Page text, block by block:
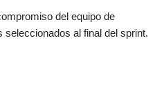
del equipo de
seleccionados al final del sprint.